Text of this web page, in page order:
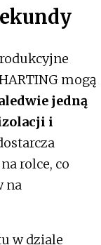
mogą
jedną
i
rolce, co
na
w dziale